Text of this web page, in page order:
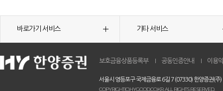
바로가기 서비스 기타 서비스
보호금융상품등록부 공동인증안내 이용
서울시 영등포구 국제금융로 6길 7 (07330) 한양증권(주)
COPYRIGHT(C)HYGOOD.CO.KR. ALL RIGHTS RESERVED.